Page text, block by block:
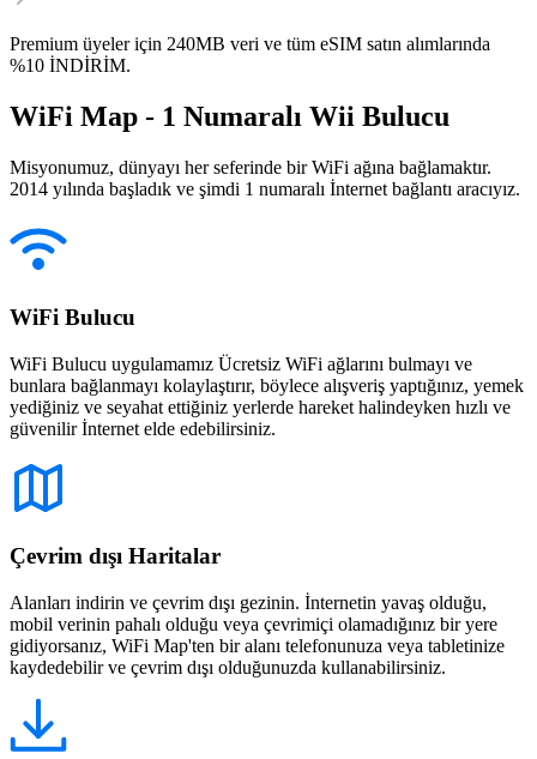
Premium üyeler için 240MB veri ve tüm eSIM satın alımlarında
%10 İNDİRİM.
WiFi Map - 1 Numaralı Wii Bulucu
Misyonumuz, dünyayı her seferinde bir WiFi ağına bağlamaktır.
2014 yılında başladık ve şimdi 1 numaralı İnternet bağlantı aracıyız.
WiFi Bulucu
WiFi Bulucu uygulamamız Ücretsiz WiFi ağlarını bulmayı ve
bunlara bağlanmayı kolaylaştırır, böylece alışveriş yaptığınız, yemek
yediğiniz ve seyahat ettiğiniz yerlerde hareket halindeyken hızlı ve
güvenilir İnternet elde edebilirsiniz.
Çevrim dışı Haritalar
Alanları indirin ve çevrim dışı gezinin. İnternetin yavaş olduğu,
mobil verinin pahalı olduğu veya çevrimiçi olamadığınız bir yere
gidiyorsanız, WiFi Map'ten bir alanı telefonunuza veya tabletinize
kaydedebilir ve çevrim dışı olduğunuzda kullanabilirsiniz.